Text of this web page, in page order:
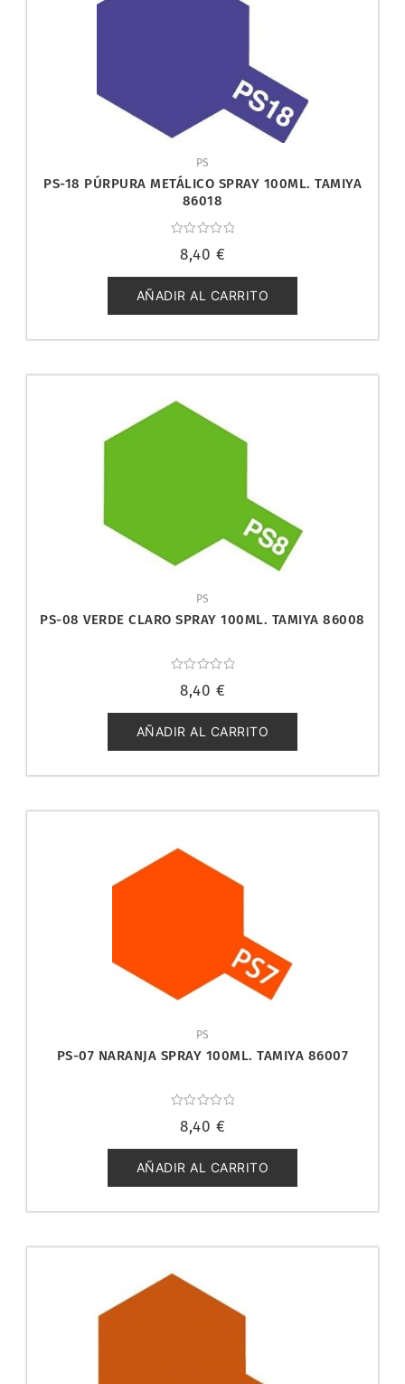
PS
PS-18 PÚRPURA METÁLICO SPRAY 100ML. TAMIYA
86018
con
de
5
8,40 €
AÑADIR AL CARRITO
PS
PS-08 VERDE CLARO SPRAY 100ML. TAMIYA 86008
con
de
5
8,40 €
AÑADIR AL CARRITO
PS
PS-07 NARANJA SPRAY 100ML. TAMIYA 86007
con
de
5
8,40 €
AÑADIR AL CARRITO